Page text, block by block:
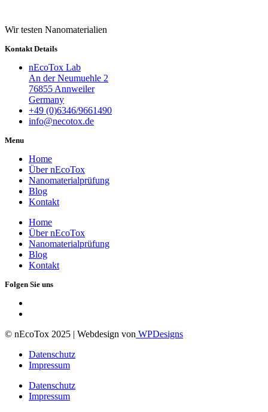
Wir testen Nanomaterialien
Kontakt Details
nEcoTox Lab
An der Neumuehle 2
76855 Annweiler
Germany
+49 (0)6346/9661490
info@necotox.de
Menu
Home
Über nEcoTox
Nanomaterialprüfung
Blog
Kontakt
Home
Über nEcoTox
Nanomaterialprüfung
Blog
Kontakt
Folgen Sie uns
© nEcoTox 2025 | Webdesign von WPDesigns
Datenschutz
Impressum
Datenschutz
Impressum